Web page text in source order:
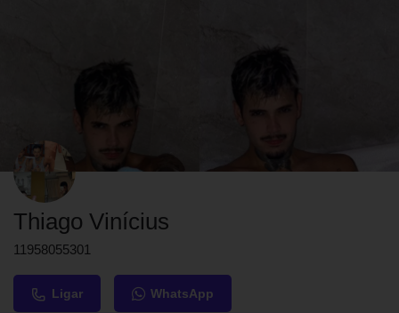
Thiago Vinícius
11958055301
Ligar WhatsApp